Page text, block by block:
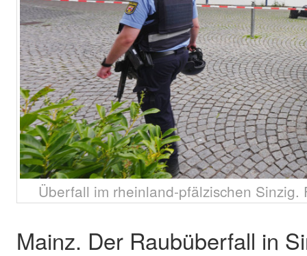
Überfall im rheinland-pfälzischen Sinzig.
Mainz. Der Raubüberfall in